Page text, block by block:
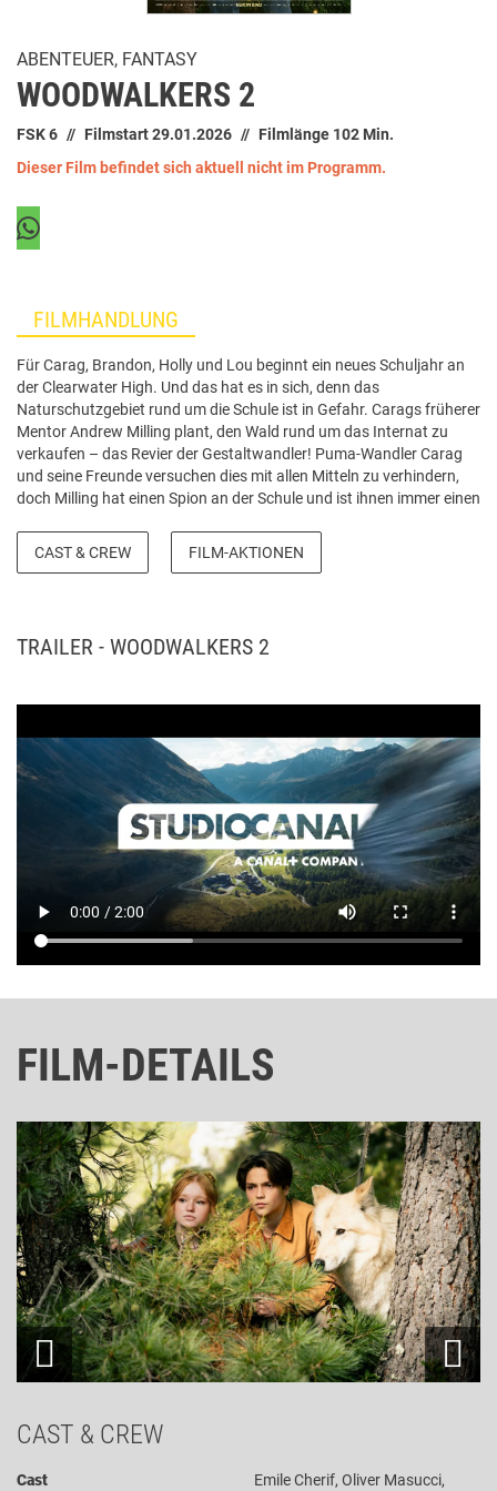
ABENTEUER, FANTASY
WOODWALKERS 2
FSK 6 Filmstart 29.01.2026
Filmlänge 102 Min.
Dieser Film befindet sich aktuell nicht im Programm.
FILMHANDLUNG
Für Carag, Brandon, Holly und Lou beginnt ein neues Schuljahr an
der Clearwater High. Und das hat es in sich, denn das
Naturschutzgebiet rund um die Schule ist in Gefahr. Carags früherer
Mentor Andrew Milling plant, den Wald rund um das Internat zu
verkaufen – das Revier der Gestaltwandler! Puma-Wandler Carag
und seine Freunde versuchen dies mit allen Mitteln zu verhindern,
doch Milling hat einen Spion an der Schule und ist ihnen immer einen
CAST & CREW FILM-AKTIONEN
TRAILER - WOODWALKERS 2
FILM-DETAILS
CAST & CREW
Cast Emile Cherif, Oliver Masucci,